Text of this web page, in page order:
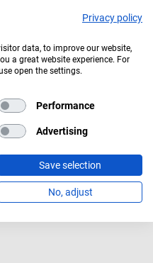
Privacy policy
data, to improve our website,
a great website experience. For
open the settings.
Performance
Advertising
Save selection
No, adjust